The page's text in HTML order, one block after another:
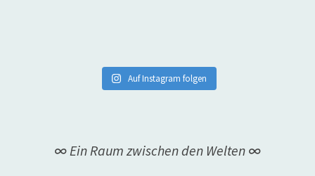
Auf Instagram folgen
∞ Ein Raum zwischen den Welten ∞